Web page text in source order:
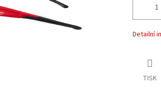
Detailní
TISK